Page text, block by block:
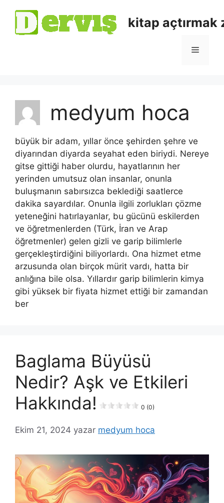
kitap açtırmak
medyum hoca
büyük bir adam, yıllar önce şehirden şehre ve
diyarından diyarda seyahat eden biriydi. Nereye
gitse gittiği haber olurdu, hayatlarının her
yerinden umutsuz olan insanlar, onunla
buluşmanın sabırsızca beklediği saatlerce
dakika sayardılar. Onunla ilgili zorlukları çözme
yeteneğini hatırlayanlar, bu gücünü eskilerden
ve öğretmenlerden (Türk, İran ve Arap
öğretmenler) gelen gizli ve garip bilimlerle
gerçekleştirdiğini biliyorlardı. Ona hizmet etme
arzusunda olan birçok mürit vardı, hatta bir
anlığına bile olsa. Yıllardır garip bilimlerin kimya
gibi yüksek bir fiyata hizmet ettiği bir zamandan
ber
Baglama Büyüsü
Nedir? Aşk ve Etkileri
Hakkında!
0 (0)
Ekim 21, 2024 yazar medyum hoca